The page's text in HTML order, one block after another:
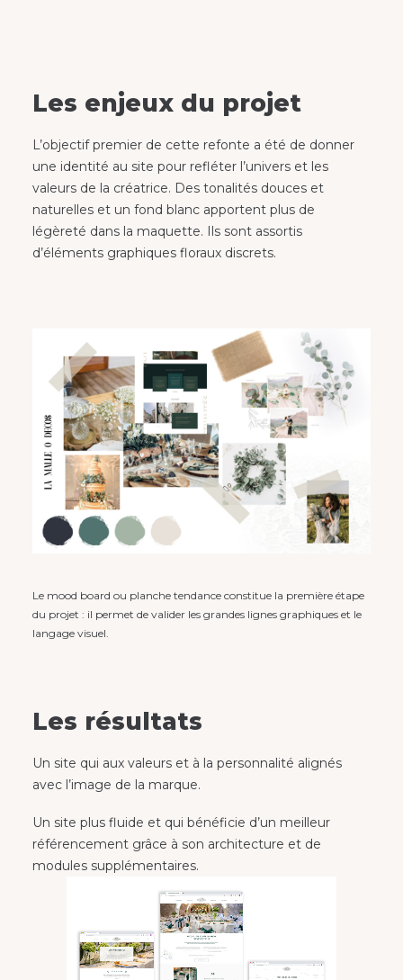
Les enjeux du projet
L’objectif premier de cette refonte a été de donner
une identité au site pour refléter l’univers et les
valeurs de la créatrice. Des tonalités douces et
naturelles et un fond blanc apportent plus de
légèreté dans la maquette. Ils sont assortis
d’éléments graphiques floraux discrets.
Le mood board ou planche tendance constitue la première étape
du projet : il permet de valider les grandes lignes graphiques et le
langage visuel.
Les résultats
Un site qui aux valeurs et à la personnalité alignés
avec l’image de la marque.
Un site plus fluide et qui bénéficie d’un meilleur
référencement grâce à son architecture et de
modules supplémentaires.